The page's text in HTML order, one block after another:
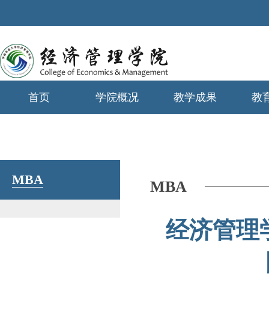
首页 学院概况 教学成果 教
MBA MBA
经济管理